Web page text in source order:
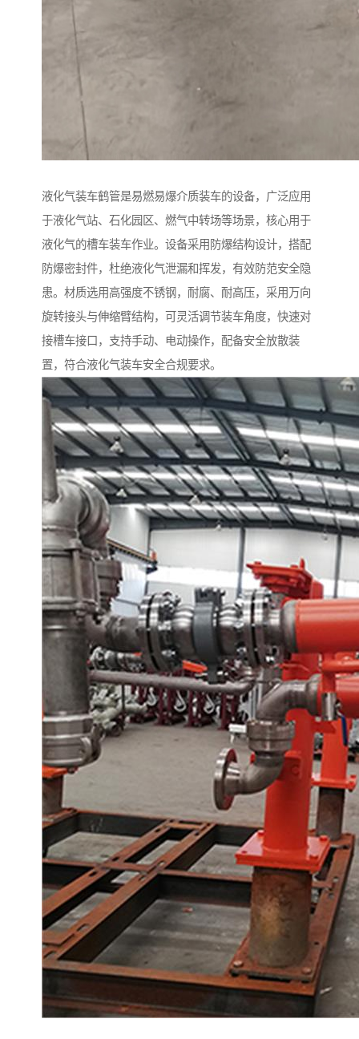
液化气装车鹤管是易燃易爆介质装车的设备，广泛应用
于液化气站、石化园区、燃气中转场等场景，核心用于
液化气的槽车装车作业。设备采用防爆结构设计，搭配
防爆密封件，杜绝液化气泄漏和挥发，有效防范安全隐
患。材质选用高强度不锈钢，耐腐、耐高压，采用万向
旋转接头与伸缩臂结构，可灵活调节装车角度，快速对
接槽车接口，支持手动、电动操作，配备安全放散装
置，符合液化气装车安全合规要求。